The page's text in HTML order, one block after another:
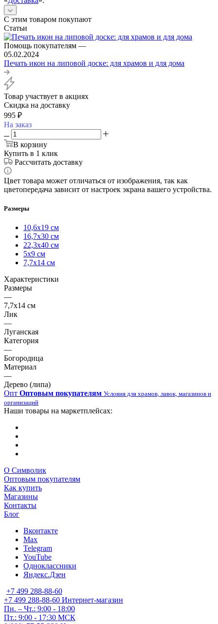
С этим товаром покупают
Статьи
Помощь покупателям —
05.02.2024
Печать икон на липовой доске: для храмов и для дома
Товар участвует в акциях
Скидка на доставку
995 ₽
На заказ
В корзину
Купить в 1 клик
Рассчитать доставку
Цвет товара может отличаться от изображения, так как
цветопередача зависит от настроек экрана вашего устройства.
Размеры
10,6х19 см
16,7х30 см
22,3х40 см
5х9 см
7,7х14 см
Характеристики
Размеры
—
7,7х14 см
Лик
—
Луганская
Категория
—
Богородица
Материал
—
Дерево (липа)
Опт Оптовым покупателям Условия для храмов, лавок, магазинов и
организаций
Наши товары на маркетплейсах:
О Символик
Оптовым покупателям
Как купить
Магазины
Контакты
Блог
Вконтакте
Max
Telegram
YouTube
Одноклассники
Яндекс.Дзен
+7 499 288-88-60
+7 499 288-88-60 Интернет-магазин
Пн. – Чт.: 9:00 - 18:00
Пт.: 9:00 - 17:30 МСК